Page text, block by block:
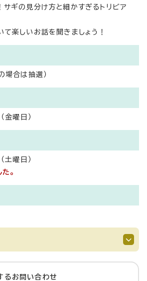
サギの見分け方と細かすぎるトリビア
楽しいお話を聞きましょう！
場合は抽選）
曜日）
曜日）
。
る お問い合わせ